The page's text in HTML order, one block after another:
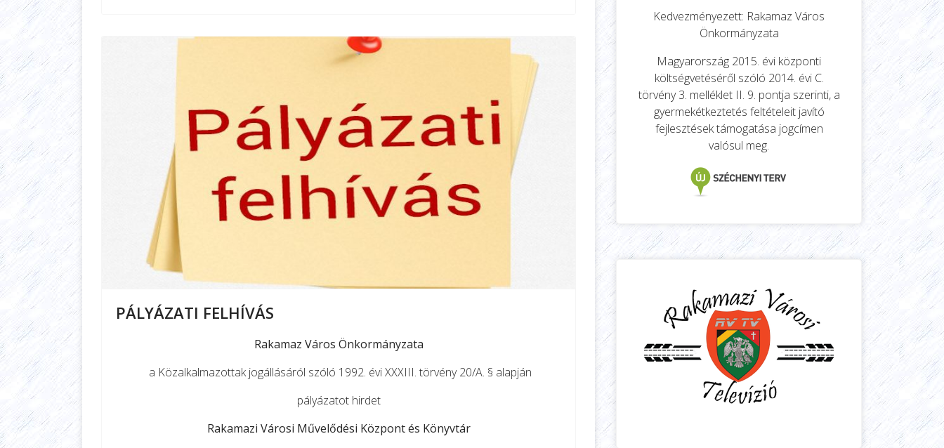
PÁLYÁZATI FELHÍVÁS
Rakamaz Város Önkormányzata
a Közalkalmazottak jogállásáról szóló 1992. évi XXXIII. törvény 20/A. § alapján
pályázatot hirdet
Rakamazi Városi Művelődési Központ és Könyvtár
Kedvezményezett: Rakamaz Város
Önkormányzata
Magyarország 2015. évi központi
költségvetéséről szóló 2014. évi C.
törvény 3. melléklet II. 9. pontja szerinti, a
gyermekétkeztetés feltételeit javító
fejlesztések támogatása jogcímen
valósul meg.